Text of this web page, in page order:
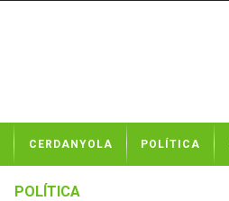
t
CERDANYOLA POLÍTICA
POLÍTICA